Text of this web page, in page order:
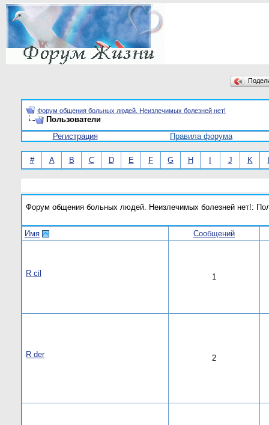
Форум общения больных людей. Неизлечимых болезней нет!
Пользователи
Регистрация
Правила форума
# A B C D E F G H J K
Форум общения больных людей. Неизлечимых болезней нет!:
Имя Сообщений
R cil 1
R der 2